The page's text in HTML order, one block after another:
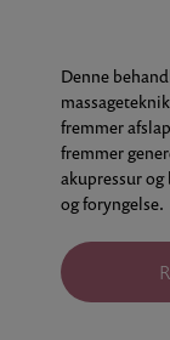
Denne
fremmer
fremmer
akupressur
og foryngelse.